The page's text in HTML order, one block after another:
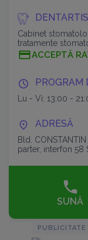
Cabinet
tratamente
ACCEPTĂ
PROGRAM
Lu - Vi: 13:00 -
ADRESĂ
Bld.
parter, interfon 58
SUNĂ
PUBLICITATE